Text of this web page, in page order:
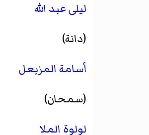
ليلى عبد الله
(دانة)
أسامة المزيعل
(سمحان)
لولوة الملا